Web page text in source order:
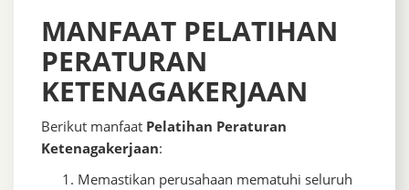
MANFAAT PELATIHAN
PERATURAN
KETENAGAKERJAAN
Berikut manfaat Pelatihan Peraturan
Ketenagakerjaan:
Memastikan perusahaan mematuhi seluruh